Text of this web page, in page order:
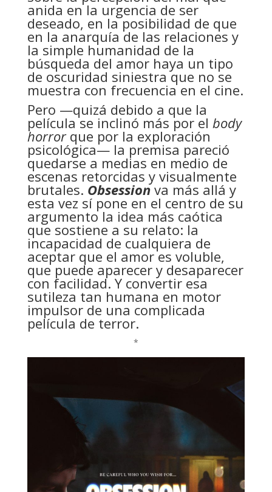
anida en la urgencia de ser
deseado, en la posibilidad de que
en la anarquía de las relaciones y
la simple humanidad de la
búsqueda del amor haya un tipo
de oscuridad siniestra que no se
muestra con frecuencia en el cine.
Pero —quizá debido a que la
película se inclinó más por el body
horrorque por la exploración
psicológica— la premisa pareció
quedarse a medias en medio de
escenas retorcidas y visualmente
brutales. Obsessionva más allá y
esta vez sí pone en el centro de su
argumento la idea más caótica
que sostiene a su relato: la
incapacidad de cualquiera de
aceptar que el amor es voluble,
que puede aparecer y desaparecer
con facilidad. Y convertir esa
sutileza tan humana en motor
impulsor de una complicada
película de terror.
*